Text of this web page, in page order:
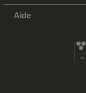
Aide